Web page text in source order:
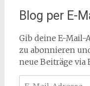
Blog per E-
Gib deine E-Mail-
zu abonnieren
neue Beiträge via